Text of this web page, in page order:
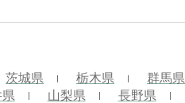
茨城県 栃木県 群馬県
山梨県 長野県